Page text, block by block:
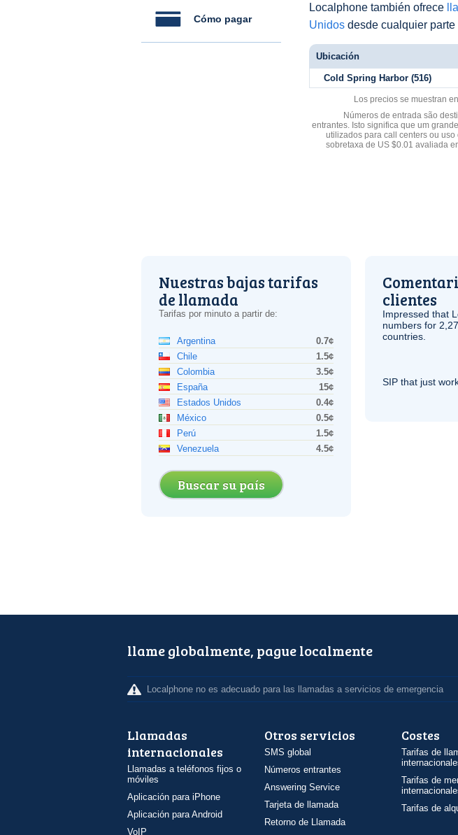
Cómo pagar
Localphone también ofrece
Unidos desde cualquier parte
Ubicación
Cold Spring Harbor (516)
Los precios se muestran
Números de entrada são
entrantes. Isto significa que um
utilizados para call centers ou
sobretaxa de US $0.01 avaliada
Nuestras bajas tarifas
de llamada
Tarifas por minuto a partir de:
Argentina
0.7¢
Chile
1.5¢
Colombia
3.5¢
España
15¢
Estados Unidos
0.4¢
México
0.5¢
Perú
1.5¢
Venezuela
4.5¢
Buscar su país
clientes
Impressed that
numbers for
countries.
SIP that just
llame globalmente, pague localmente
Localphone no es adecuado para las llamadas a servicios de emergencia
Llamadas
internacionales
Llamadas a teléfonos fijos o
móviles
Aplicación para iPhone
Aplicación para Android
VoIP
Otros servicios
SMS global
Números entrantes
Answering Service
Tarjeta de llamada
Retorno de Llamada
Costes
Tarifas de
Tarifas de
Tarifas de